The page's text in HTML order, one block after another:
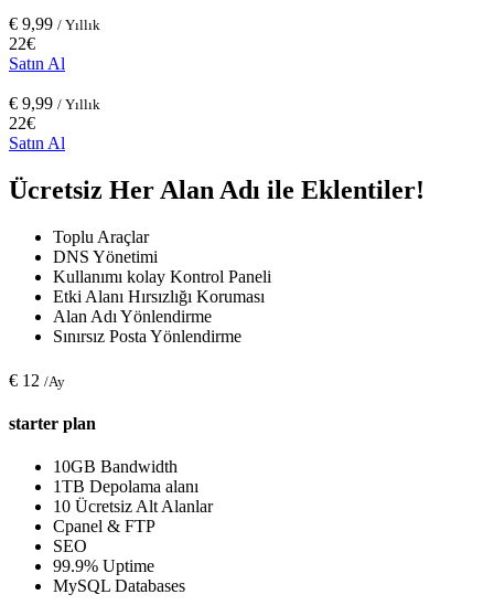
€ 9,99 / Yıllık
22€
Satın Al
€ 9,99 / Yıllık
22€
Satın Al
Ücretsiz Her Alan Adı ile Eklentiler!
Toplu Araçlar
DNS Yönetimi
Kullanımı kolay Kontrol Paneli
Etki Alanı Hırsızlığı Koruması
Alan Adı Yönlendirme
Sınırsız Posta Yönlendirme
€ 12 /Ay
starter plan
10GB Bandwidth
1TB Depolama alanı
10 Ücretsiz Alt Alanlar
Cpanel & FTP
SEO
99.9% Uptime
MySQL Databases